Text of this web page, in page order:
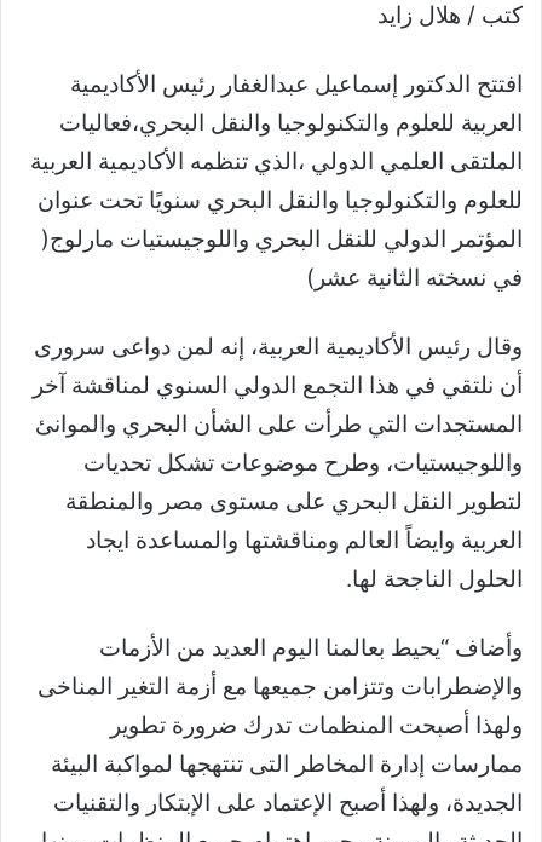
كتب / هلال زايد
افتتح الدكتور إسماعيل عبدالغفار رئيس الأكاديمية
العربية للعلوم والتكنولوجيا والنقل البحري،فعاليات
الملتقى العلمي الدولي ،الذي تنظمه الأكاديمية العربية
للعلوم والتكنولوجيا والنقل البحري سنويًا تحت عنوان
المؤتمر الدولي للنقل البحري واللوجيستيات مارلوج(
في نسخته الثانية عشر)
وقال رئيس الأكاديمية العربية، إنه لمن دواعى سرورى
أن نلتقي في هذا التجمع الدولي السنوي لمناقشة آخر
المستجدات التي طرأت على الشأن البحري والموانئ
واللوجيستيات، وطرح موضوعات تشكل تحديات
لتطوير النقل البحري على مستوى مصر والمنطقة
العربية وايضاً العالم ومناقشتها والمساعدة ايجاد
الحلول الناجحة لها.
وأضاف “يحيط بعالمنا اليوم العديد من الأزمات
والإضطرابات وتتزامن جميعها مع أزمة التغير المناخى
ولهذا أصبحت المنظمات تدرك ضرورة تطوير
ممارسات إدارة المخاطر التى تنتهجها لمواكبة البيئة
الجديدة، ولهذا أصبح الإعتماد على الإبتكار والتقنيات